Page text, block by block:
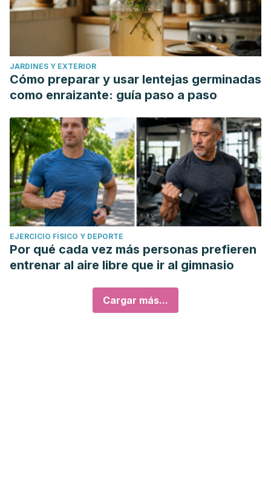
JARDINES Y EXTERIOR
Cómo preparar y usar lentejas germinadas
como enraizante: guía paso a paso
EJERCICIO FÍSICO Y DEPORTE
Por qué cada vez más personas prefieren
entrenar al aire libre que ir al gimnasio
Cargar más...